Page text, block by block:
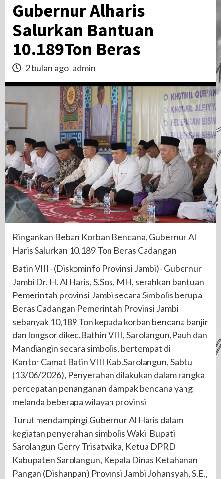
Gubernur Alharis
Salurkan Bantuan
10.189Ton Beras
2 bulan ago admin
Ringankan Beban Korban Bencana, Gubernur Al
Haris Salurkan 10.189 Ton Beras Cadangan
Batin VIII–(Diskominfo Provinsi Jambi)- Gubernur
Jambi Dr. H. Al Haris, S.Sos, MH, serahkan bantuan
Pemerintah provinsi Jambi secara Simbolis berupa
Beras Cadangan Pemerintah Provinsi Jambi
sebanyak 10,189 Ton kepada korban bencana banjir
dan longsor dikec.Bathin VIII, Sarolangun,Pauh dan
Mandiangin secara simbolis, bertempat di
Kantor Camat Batin VIII Kab.Sarolangun, Sabtu
(13/06/2026), Penyerahan dilakukan dalam rangka
percepatan penanganan dampak bencana yang
melanda beberapa wilayah provinsi
Turut mendampingi Gubernur Al Haris dalam
kegiatan penyerahan simbolis Wakil Bupati
Sarolangun Gerry Trisatwika, Ketua DPRD
Kabupaten Sarolangun, Kepala Dinas Ketahanan
Pangan (Dishanpan) Provinsi Jambi Johansyah, S.E.,